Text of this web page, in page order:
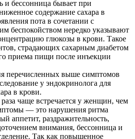
и бессонница бывает при
содержание сахара в
пота в сочетании с
беспокойством нередко указывают
глюкозы в крови. Такое
страдающих сахарным диабетом
приема пищи после инъекции
перечисленных выше симптомов
у эндокринолога для
в крови.
чаще встречается у женщин, чем
— это нарушения ритма
аппетит, раздражительность,
внимания, бессонница и
Так как повышенное